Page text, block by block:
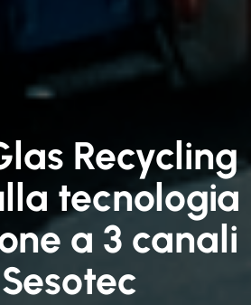
Recycling
tecnologia
a 3 canali